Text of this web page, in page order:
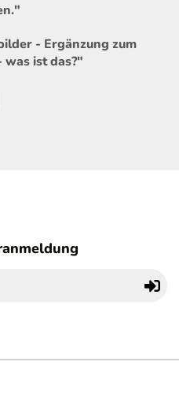
- Ergänzung zum
ist das?"